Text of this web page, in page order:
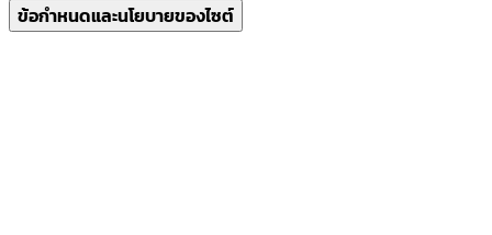
ข้อกำหนดและนโยบายของไซต์